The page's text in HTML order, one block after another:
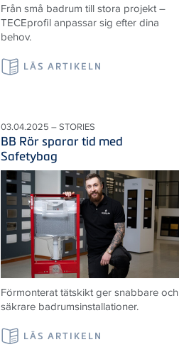
Från små badrum till stora projekt –
TECEprofil anpassar sig efter dina
behov.
LÄS ARTIKELN
03.04.2025 – STORIES
BB Rör sparar tid med
Safetybag
Förmonterat tätskikt ger snabbare och
säkrare badrumsinstallationer.
LÄS ARTIKELN